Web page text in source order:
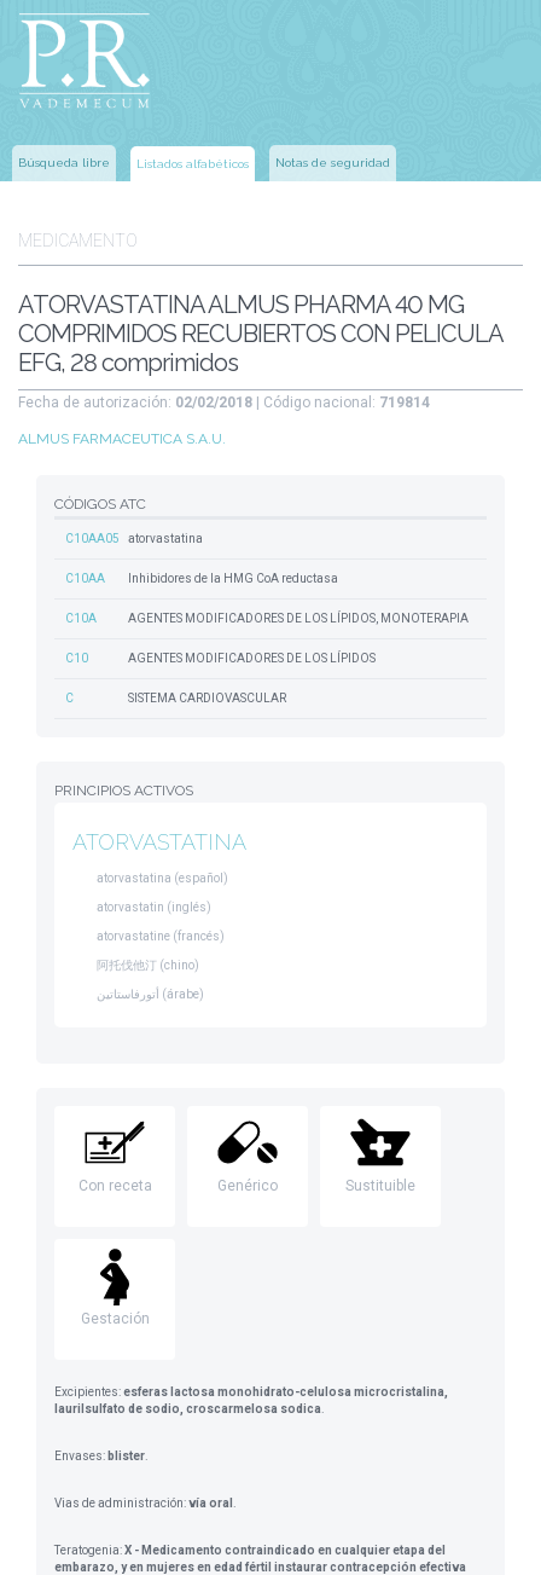
Búsqueda libre Listados alfabéticos Notas de seguridad
MEDICAMENTO
ATORVASTATINA ALMUS PHARMA 40 MG
COMPRIMIDOS RECUBIERTOS CON PELICULA
EFG, 28 comprimidos
Fecha de autorización: 02/02/2018 | Código nacional: 719814
ALMUS FARMACEUTICA S.A.U.
CÓDIGOS ATC
C10AA05 atorvastatina
C10AA Inhibidores de la HMG CoA reductasa
C10A AGENTES MODIFICADORES DE LOS LÍPIDOS, MONOTERAPIA
C10 AGENTES MODIFICADORES DE LOS LÍPIDOS
C SISTEMA CARDIOVASCULAR
PRINCIPIOS ACTIVOS
ATORVASTATINA
atorvastatina (español)
atorvastatin (inglés)
atorvastatine (francés)
阿托伐他汀 (chino)
أتورفاستاتين (árabe)
Con receta Genérico Sustituible
Gestación
Excipientes:esferas lactosa monohidrato-celulosa microcristalina,
laurilsulfato de sodio, croscarmelosa sodica
Envases: blister
Vias de administración:vía oral
Teratogenia:X - Medicamento contraindicado en cualquier etapa del
embarazo, y en mujeres en edad fértil instaurar contracepción efectiva